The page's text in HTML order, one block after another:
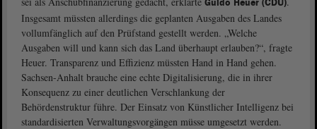
Guido Heuer (CDU)
Insgesamt müssten allerdings die geplanten Ausgaben des Landes
vollumfänglich auf den Prüfstand gestellt werden. „Welche
Ausgaben will und kann sich das Land überhaupt erlauben?“, fragte
Heuer. Transparenz und Effizienz müssten Hand in Hand gehen.
Sachsen-Anhalt brauche eine echte Digitalisierung, die in ihrer
Konsequenz zu einer deutlichen Verschlankung der
Behördenstruktur führe. Der Einsatz von Künstlicher Intelligenz bei
standardisierten Verwaltungsvorgängen müsse umgesetzt werden.